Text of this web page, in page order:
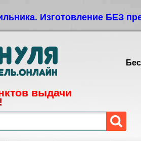
Изготовление БЕЗ
выдачи